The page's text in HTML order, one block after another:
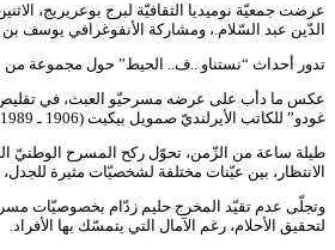
الدّين عبد السّلام.، ومشاركة الأنفوغرافي يوسف
تدور أحداث “نستناو ..ف.. الحيط” حول مجموعة من
غودو” للكاتب الأيرلنديّ صمويل بيكيت (1906 ـ 1989)، لرصد حالة الانتظار، التي باتت تهيمن على الواقع المعاش، حيث الجميع رافض لأوضاعه الاجتماعيّة ومنتظر لغد مختلف عنه على أمل التّغيير.
طيلة ساعة من الزّمن، تحوّل ركح المسرح الوطنيّ
الانتظار، بين عيّنات مختلفة لشخصيّات مثيرة
وتجلّى عدم تقيّد المخرج حليم زدّام بخصوصيّات مسرح
لتحقيق الأحلام، رغم الآمال التي يتمسّك بها الأفراد.